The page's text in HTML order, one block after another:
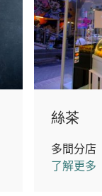
絲茶
多間分店
了解更多